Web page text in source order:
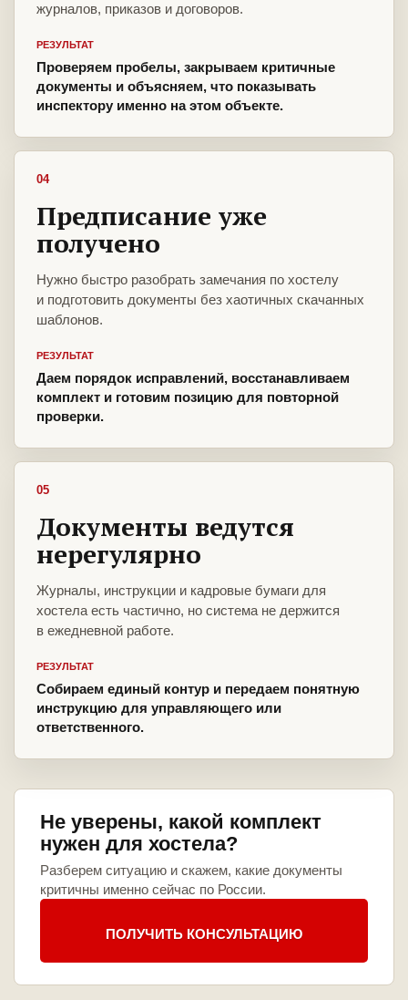
журналов, приказов и договоров.
РЕЗУЛЬТАТ
Проверяем пробелы, закрываем критичные
документы и объясняем, что показывать
инспектору именно на этом объекте.
04
Предписание уже
получено
Нужно быстро разобрать замечания по хостелу
и подготовить документы без хаотичных скачанных
шаблонов.
РЕЗУЛЬТАТ
Даем порядок исправлений, восстанавливаем
комплект и готовим позицию для повторной
проверки.
05
Документы ведутся
нерегулярно
Журналы, инструкции и кадровые бумаги для
хостела есть частично, но система не держится
в ежедневной работе.
РЕЗУЛЬТАТ
Собираем единый контур и передаем понятную
инструкцию для управляющего или
ответственного.
Не уверены, какой комплект
нужен для хостела?
Разберем ситуацию и скажем, какие документы
критичны именно сейчас по России.
ПОЛУЧИТЬ КОНСУЛЬТАЦИЮ